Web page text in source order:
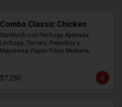
Combo Classic Chicken
Sandwich con Pechuga Apanada,
Lechuga, Tomate, Pepinillos y
Mayonesa, Papas Fritas Mediana,
$7.290